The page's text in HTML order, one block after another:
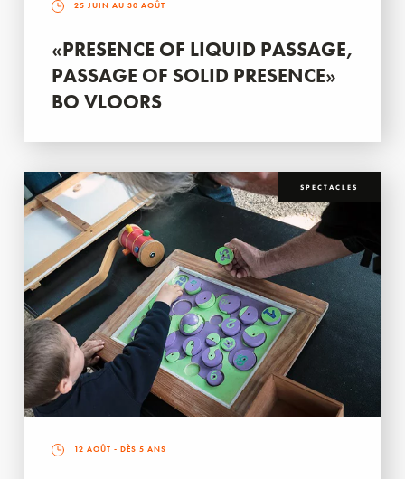
25 JUIN AU 30 AOÛT
«PRESENCE OF LIQUID PASSAGE,
PASSAGE OF SOLID PRESENCE»
BO VLOORS
SPECTACLES
12 AOÛT - DÈS 5 ANS